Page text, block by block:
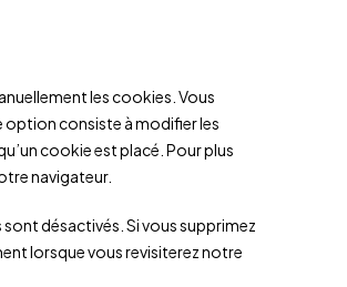
les cookies. Vous
option consiste à modifier les
cookie est placé. Pour plus
navigateur.
désactivés. Si vous supprimez
lorsque vous revisiterez notre